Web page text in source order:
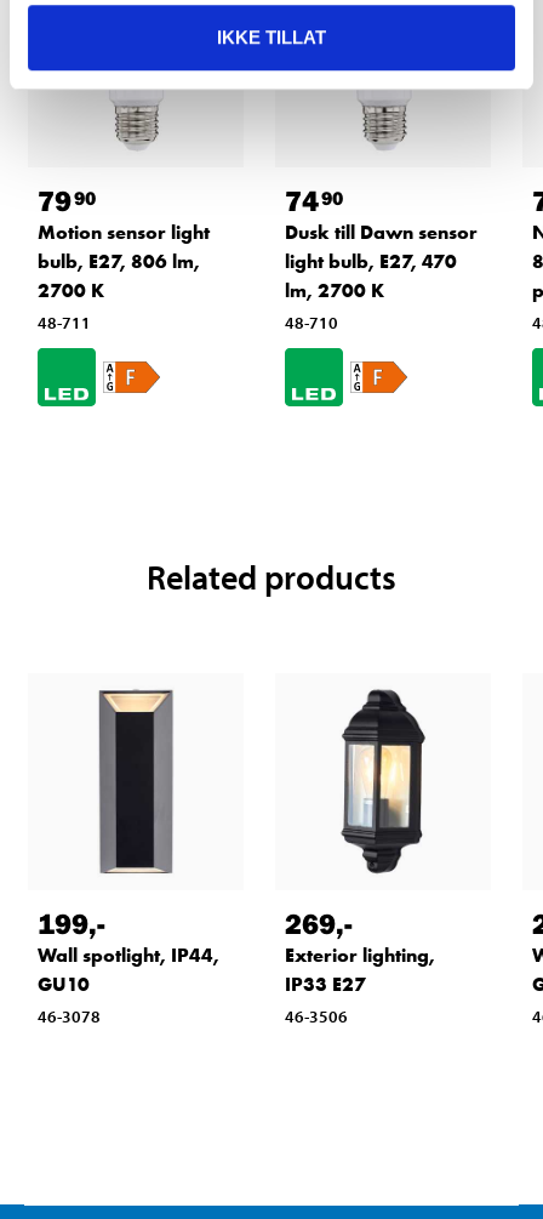
IKKE TILLAT
7990
Motion sensor light
bulb, E27, 806 lm,
2700 K
48-711
7490
Dusk till Dawn sensor
light bulb, E27, 470
lm, 2700 K
48-710
Related products
199,-
Wall spotlight, IP44,
GU10
46-3078
269,-
Exterior lighting,
IP33 E27
46-3506